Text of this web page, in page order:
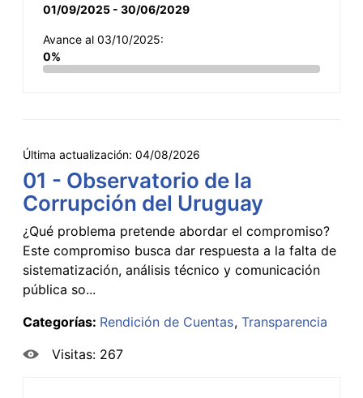
01/09/2025 - 30/06/2029
Avance al 03/10/2025:
0%
Última actualización: 04/08/2026
01 - Observatorio de la
Corrupción del Uruguay
¿Qué problema pretende abordar el compromiso?
Este compromiso busca dar respuesta a la falta de
sistematización, análisis técnico y comunicación
pública so...
Categorías: Rendición de Cuentas Transparencia
Visitas: 267